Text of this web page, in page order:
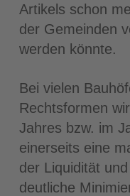
Artikels schon
der Gemeinden
werden könnte.
Bei vielen
Rechtsformen
Jahres bzw. im
einerseits eine
der Liquidität
deutliche